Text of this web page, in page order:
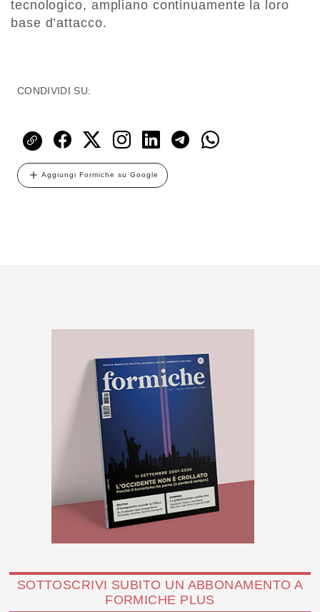
tecnologico, ampliano continuamente la loro
base d’attacco.
CONDIVIDI SU:
Aggiungi Formiche su Google
SOTTOSCRIVI SUBITO UN ABBONAMENTO A
FORMICHE PLUS